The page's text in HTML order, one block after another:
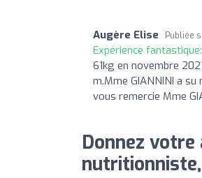
Augère Elise Publiée
Expérience fantastique:
61kg en novembre
m.Mme GIANNINI a
vous remercie Mme
Donnez votre